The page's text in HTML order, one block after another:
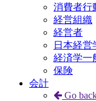
消費者行
経営組織
経営者
日本経営
経済学一
保険
会計
Go